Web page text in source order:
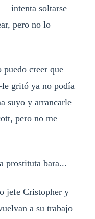
—intenta soltarse
pero no lo
creer que
gritó ya no podía
suyo y arrancarle
pero no me
prostituta bara...
jefe Cristopher y
a su trabajo